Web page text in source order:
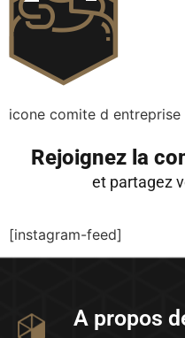
icone comite d entreprise
Rejoignez la
et partagez
[instagram-feed]
A propos